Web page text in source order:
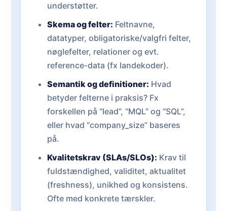
understøtter.
Skema og felter: Feltnavne,
datatyper, obligatoriske/valgfri felter,
nøglefelter, relationer og evt.
reference-data (fx landekoder).
Semantik og definitioner: Hvad
betyder felterne i praksis? Fx
forskellen på “lead”, “MQL” og “SQL”,
eller hvad “company_size” baseres
på.
Kvalitetskrav (SLAs/SLOs): Krav til
fuldstændighed, validitet, aktualitet
(freshness), unikhed og konsistens.
Ofte med konkrete tærskler.